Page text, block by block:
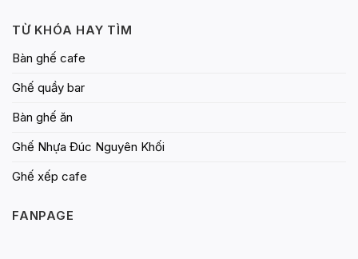
TỪ KHÓA HAY TÌM
Bàn ghế cafe
Ghế quầy bar
Bàn ghế ăn
Ghế Nhựa Đúc Nguyên Khối
Ghế xếp cafe
FANPAGE